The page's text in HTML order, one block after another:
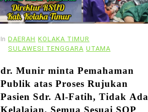
In DAERAH KOLAKA TIMUR
SULAWESI TENGGARA UTAMA
dr. Munir minta Pemahaman
Publik atas Proses Rujukan
Pasien Sdr. Al-Fatih, Tidak Ada
Kelalaian, Semua Sesuai SOP